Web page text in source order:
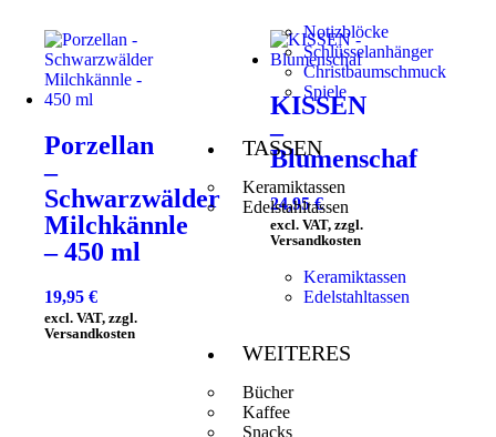
Notizblöcke
Schlüsselanhänger
Christbaumschmuck
Spiele
TASSEN
Keramiktassen
Edelstahltassen
Keramiktassen
Edelstahltassen
WEITERES
Bücher
Kaffee
Snacks
Porzellan
–
Schwarzwälder
Milchkännle
– 450 ml
19,95 €
excl. VAT, zzgl.
Versandkosten
KISSEN
–
Blumenschaf
24,95€
excl. VAT, zzgl.
Versandkosten